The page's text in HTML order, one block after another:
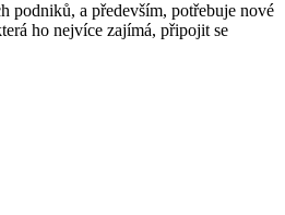
podniků, a především, potřebuje nové
ho nejvíce zajímá, připojit se